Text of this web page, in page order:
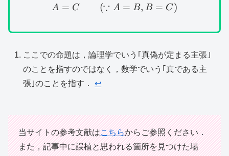
A=C\qquad (\because
A = C (∵ A = B, B = C)
ここでの命題は，論理学でいう｢真偽が定まる主張｣
のことを指すのではなく，数学でいう｢真である主
張｣のことを指す．↩︎
当サイトの参考文献はこちらからご参照ください．
また，記事中に誤植と思われる箇所を見つけた場